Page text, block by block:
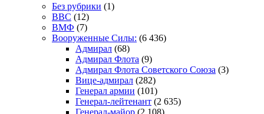
Без рубрики (1)
ВВС (12)
ВМФ (7)
Вооруженные Силы: (6 436)
Адмирал (68)
Адмирал Флота (9)
Адмирал Флота Советского Союза (3)
Вице-адмирал (282)
Генерал армии (101)
Генерал-лейтенант (2 635)
Генерал-майор (2 108)